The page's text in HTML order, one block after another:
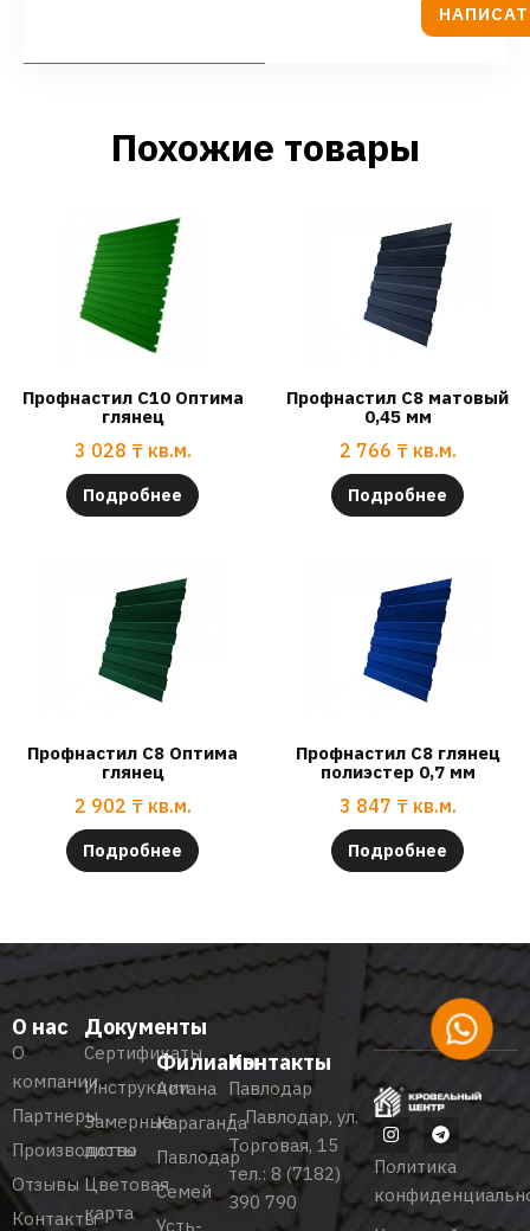
Похожие товары
Профнастил С10 Оптима
глянец
3 028 ₸ кв.м.
Подробнее
Профнастил С8 матовый
0,45 мм
2 766 ₸ кв.м.
Подробнее
Профнастил С8 Оптима
глянец
2 902 ₸ кв.м.
Подробнее
Профнастил С8 глянец
полиэстер 0,7 мм
3 847 ₸ кв.м.
Подробнее
О нас
О
компании
Партнеры
Производство
Отзывы
Контакты
Документы
Сертификаты
Инструкции
Замерные
листы
Цветовая
карта
Филиалы
Астана
Караганда
Павлодар
Семей
Усть-
Контакты
Павлодар
г. Павлодар, ул.
Торговая, 15
тел.: 8 (7182)
390 790
Политика